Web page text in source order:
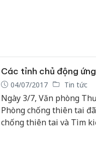
Các tỉnh chủ động
04/07/2017 Tin tức
Ngày 3/7, Văn phòng
Phòng chống thiên tai
chống thiên tai và Tìm